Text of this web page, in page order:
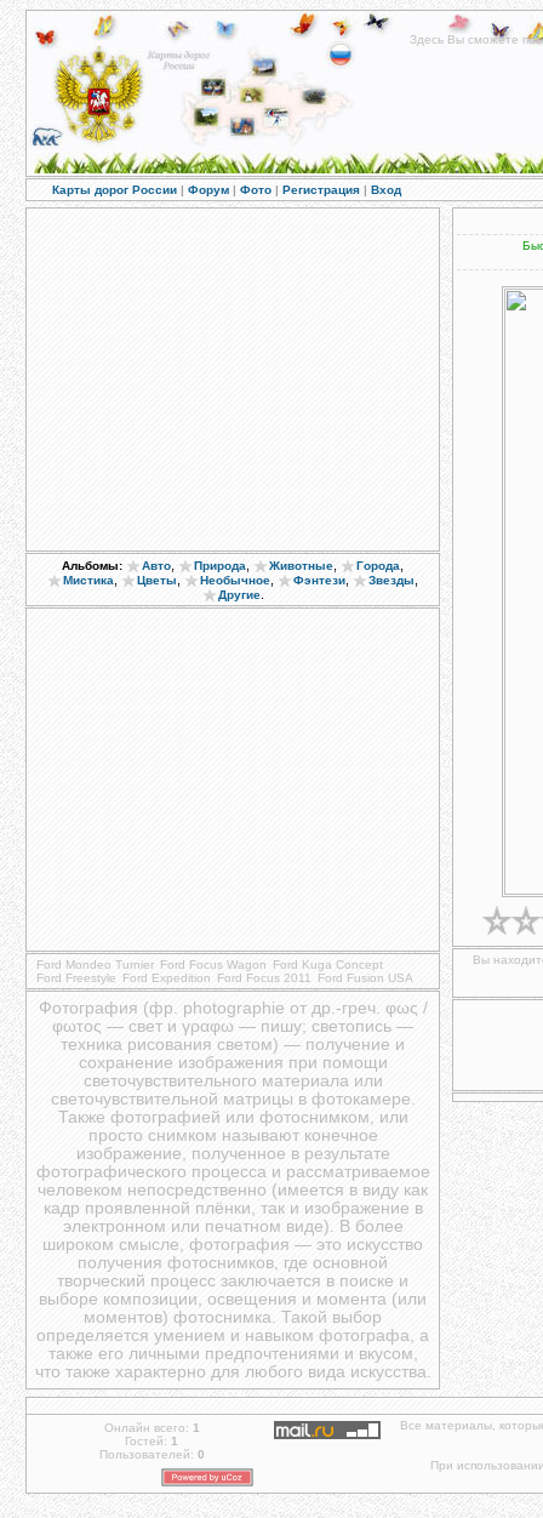
Здесь Вы сможете
Карты дорог России | Форум | Фото | Регистрация | Вход
Альбомы: Авто Природа Животные Города
Мистика Цветы Необычное Фэнтези Звезды
Другие.
Ford Mondeo Turnier Ford Focus Wagon
Ford Kuga Concept
Ford Freestyle
Ford Expedition Ford Focus 2011 Ford Fusion USA
Фотография (фр. photographie от др.-греч. φως /
φωτος — свет и γραφω — пишу; светопись —
техника рисования светом) — получение и
сохранение изображения при помощи
светочувствительного материала или
светочувствительной матрицы в фотокамере.
Также фотографией или фотоснимком, или
просто снимком называют конечное
изображение, полученное в результате
фотографического процесса и рассматриваемое
человеком непосредственно (имеется в виду как
кадр проявленной плёнки, так и изображение в
электронном или печатном виде). В более
широком смысле, фотография — это искусство
получения фотоснимков, где основной
творческий процесс заключается в поиске и
выборе композиции, освещения и момента (или
моментов) фотоснимка. Такой выбор
определяется умением и навыком фотографа, а
также его личными предпочтениями и вкусом,
что также характерно для любого вида искусства.
Вы
Онлайн всего: 1
Гостей: 1
Пользователей: 0
Все материалы,
При